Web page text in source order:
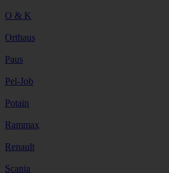
O & K
Orthaus
Paus
Pel-Job
Potain
Rammax
Renault
Scania